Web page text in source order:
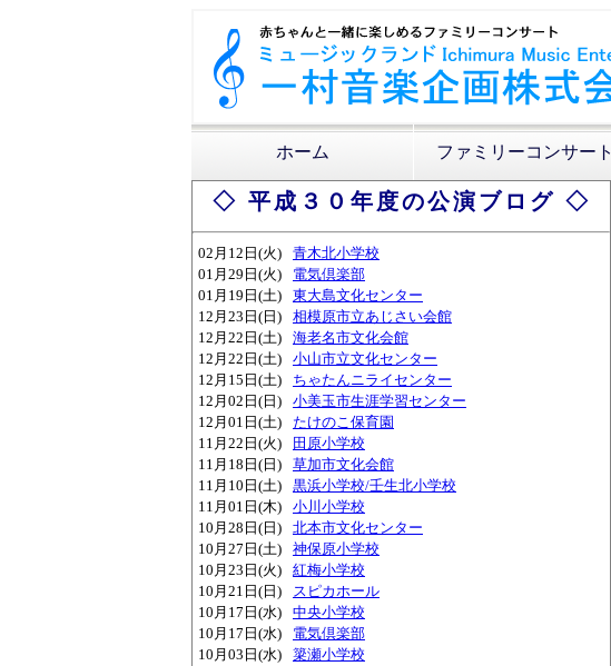
ホーム ファミリーコンサート
◇ 平成３０年度の公演ブログ ◇
02月12日(火)
青木北小学校
01月29日(火)
電気倶楽部
01月19日(土)
東大島文化センター
12月23日(日)
相模原市立あじさい会館
12月22日(土)
海老名市文化会館
12月22日(土)
小山市立文化センター
12月15日(土)
ちゃたんニライセンター
12月02日(日)
小美玉市生涯学習センター
12月01日(土)
たけのこ保育園
11月22日(火)
田原小学校
11月18日(日)
草加市文化会館
11月10日(土)
黒浜小学校/壬生北小学校
11月01日(木)
小川小学校
10月28日(日)
北本市文化センター
10月27日(土)
神保原小学校
10月23日(火)
紅梅小学校
10月21日(日)
スピカホール
10月17日(水)
中央小学校
10月17日(水)
電気倶楽部
10月03日(水)
簗瀬小学校